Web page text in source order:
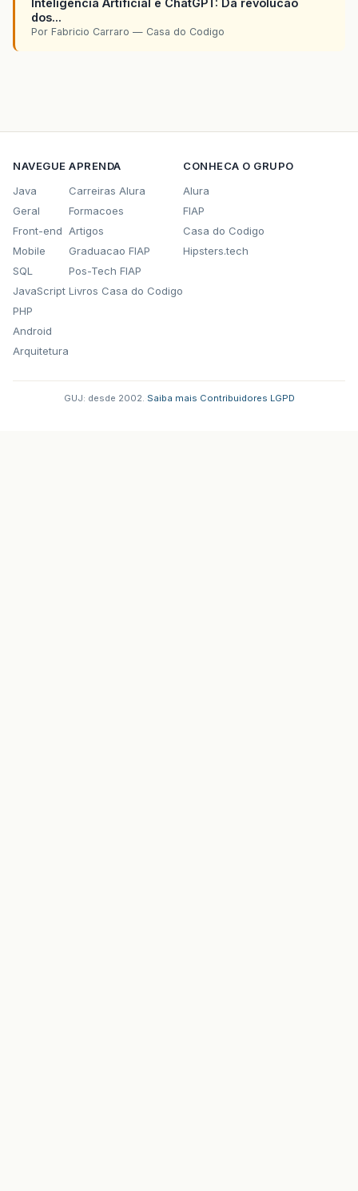
dos...
Por Fabricio Carraro — Casa do Codigo
NAVEGUE
Java
Geral
Front-end
Mobile
SQL
JavaScript
PHP
Android
Arquitetura
APRENDA
Carreiras Alura
Formacoes
Artigos
Graduacao FIAP
Pos-Tech FIAP
Livros Casa do Codigo
CONHECA O GRUPO
Alura
FIAP
Casa do Codigo
Hipsters.tech
GUJ: desde 2002. Saiba mais Contribuidores LGPD